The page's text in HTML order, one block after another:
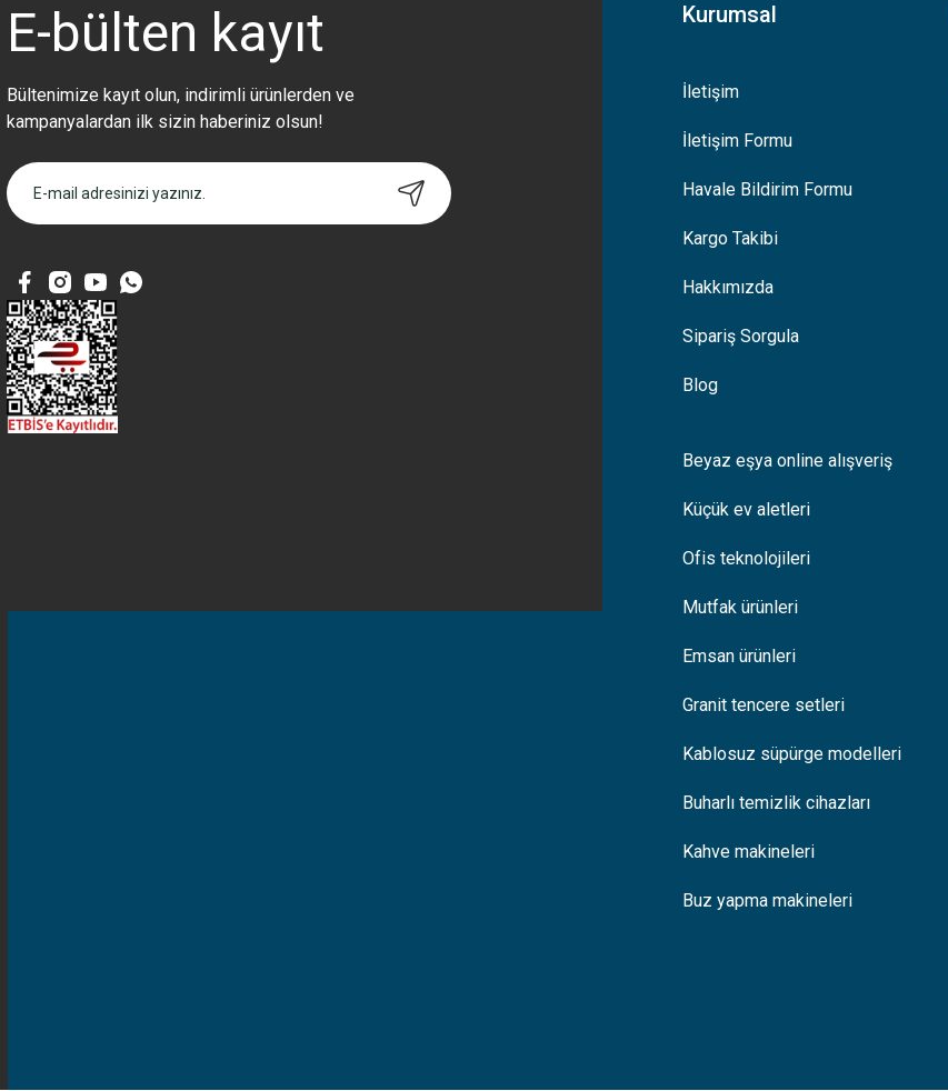
Bu ürüne benzer farklı alternatifler olmalı.
Gönder
E-bülten kayıt
Bültenimize kayıt olun, indirimli ürünlerden ve
kampanyalardan ilk sizin haberiniz olsun!
Kurumsal
İletişim
İletişim Formu
Havale Bildirim Formu
Kargo Takibi
Hakkımızda
Sipariş Sorgula
Blog
Beyaz eşya online alışveriş
Küçük ev aletleri
Ofis teknolojileri
Mutfak ürünleri
Emsan ürünleri
Granit tencere setleri
Kablosuz süpürge modelleri
Buharlı temizlik cihazları
Kahve makineleri
Buz yapma makineleri